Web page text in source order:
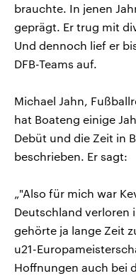
brauchte. In jenen
geprägt. Er trug mit
Und dennoch lief er
DFB-Teams auf.
Michael Jahn,
hat Boateng einige
Debüt und die Zeit in
beschrieben. Er sagt:
„"Also für mich war
Deutschland verloren
gehörte ja lange Zeit
u21-
Hoffnungen auch bei